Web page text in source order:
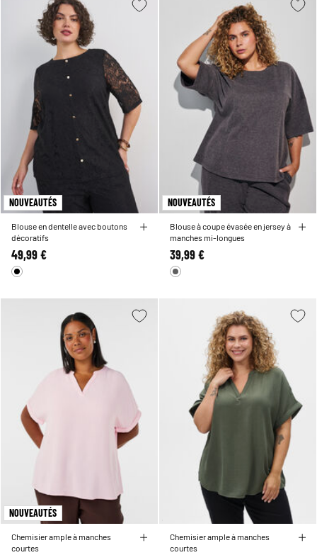
NOUVEAUTÉS
Blouse en dentelle avec boutons
décoratifs
49,99 €
NOUVEAUTÉS
Blouse à coupe évasée en jersey à
manches mi-longues
39,99 €
NOUVEAUTÉS
Chemisier ample à manches
courtes
Chemisier ample à manches
courtes